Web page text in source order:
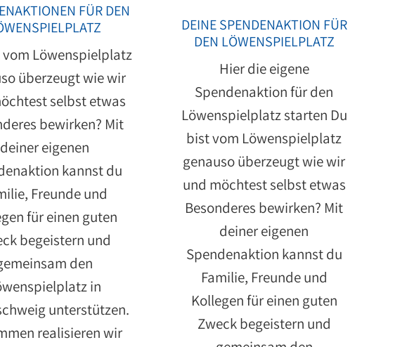
FÜR DEN
vom Löwenspielplatz
überzeugt wie wir
selbst etwas
bewirken? Mit
deiner eigenen
kannst du
Freunde und
für einen guten
begeistern und
den
in
unterstützen.
realisieren wir
DEINE SPENDENAKTION FÜR
DEN LÖWENSPIELPLATZ
Hier die eigene
Spendenaktion für den
Löwenspielplatz starten Du
bist vom Löwenspielplatz
genauso überzeugt wie wir
und möchtest selbst etwas
Besonderes bewirken? Mit
deiner eigenen
Spendenaktion kannst du
Familie, Freunde und
Kollegen für einen guten
Zweck begeistern und